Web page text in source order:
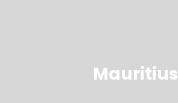
Mauritius